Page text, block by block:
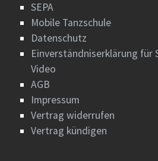
SEPA
Mobile Tanzschule
Datenschutz
Einverständniserklärung für
Video
AGB
Impressum
Vertrag widerrufen
Vertrag kündigen